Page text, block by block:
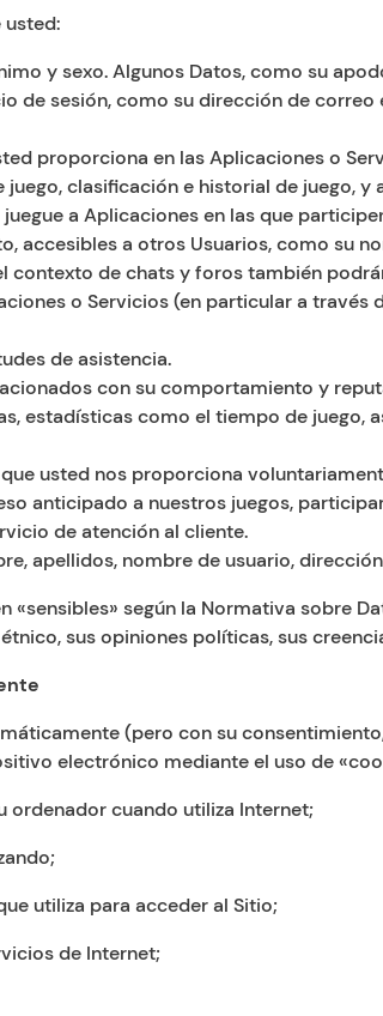
usted:
y sexo. Algunos Datos, como su
de sesión, como su dirección de
proporciona en las Aplicaciones o
clasificación e historial de juego,
a Aplicaciones en las que
accesibles a otros Usuarios, como su
contexto de chats y foros también
o Servicios (en particular a
de asistencia.
con su comportamiento y
estadísticas como el tiempo de juego,
usted nos proporciona
anticipado a nuestros juegos,
de atención al cliente.
apellidos, nombre de usuario,
«sensibles» según la Normativa sobre
sus opiniones políticas, sus
(pero con su
electrónico mediante el uso de
ordenador cuando utiliza Internet;
utiliza para acceder al Sitio;
de Internet;